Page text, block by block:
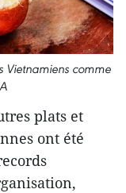
Vietnamiens comme
plats et
ont été